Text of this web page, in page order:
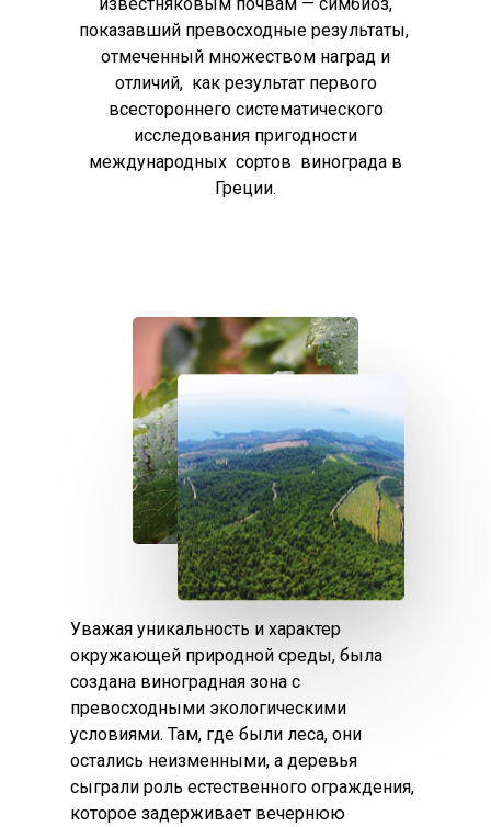
показавший превосходные результаты,
отмеченный множеством наград и
отличий, как результат первого
всестороннего систематического
исследования пригодности
международных сортов винограда в
Греции.
Уважая уникальность и характер
окружающей природной среды, была
создана виноградная зона с
превосходными экологическими
условиями. Там, где были леса, они
остались неизменными, а деревья
сыграли роль естественного ограждения,
которое задерживает вечернюю
Греции
Греческие
Местность
Вино и гастрономия
ЗНМП “Склоны
(DOP “Plagies
ЗГУ Сифониа (PGI
ГЕОГРАФИЧЕСКИЕ
УКАЗАНИЯ
GALLERY
Новости
КОНТАКТЫ
About Salient
The Castle
Unit 345
2500 Castle Dr
Manhattan, NY
T:+216 (0)40 3629 4753
E:hello@themenectar.com